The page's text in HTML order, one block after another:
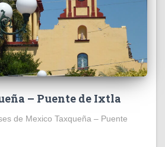
– Puente de Ixtla
de Mexico Taxqueña – Puente